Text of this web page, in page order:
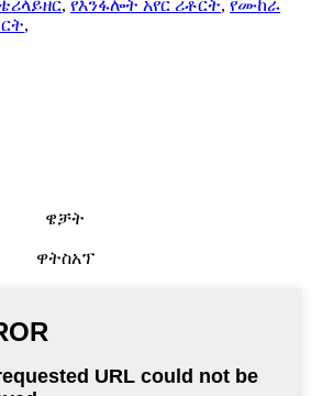
, የእንፋሎት አየር ሪቶርት, የሙከራ
,
ዌቻት
ዋትስአፕ